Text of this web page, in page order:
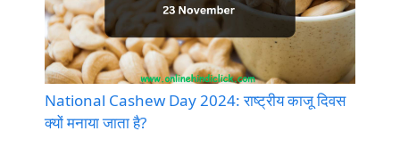
National Cashew Day 2024: राष्ट्रीय काजू दिवस
क्यों मनाया जाता है?